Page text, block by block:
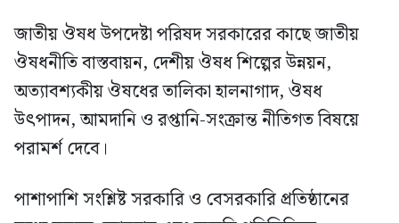
জাতীয় ঔষধ উপদেষ্টা পরিষদ সরকারের কাছে জাতীয়
ঔষধনীতি বাস্তবায়ন, দেশীয় ঔষধ শিল্পের উন্নয়ন,
অত্যাবশ্যকীয় ঔষধের তালিকা হালনাগাদ, ঔষধ
উৎপাদন, আমদানি ও রপ্তানি-সংক্রান্ত নীতিগত বিষয়ে
পরামর্শ দেবে।
পাশাপাশি সংশ্লিষ্ট সরকারি ও বেসরকারি প্রতিষ্ঠানের